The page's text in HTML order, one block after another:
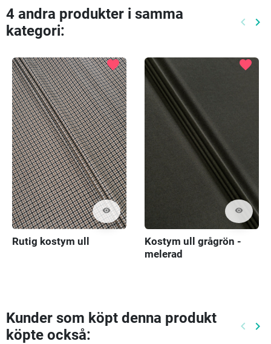
4 andra produkter i samma
kategori:
keyboard_arrow_left keyboard_arrow_right
visibility
favorite
Rutig kostym ull
visibility
favorite
Kostym ull grågrön -
melerad
Kunder som köpt denna produkt
köpte också:
keyboard_arrow_left keyboard_arrow_right